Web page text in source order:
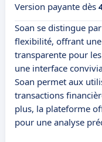
Version payante dès
Soan se distingue
flexibilité, offrant
transparente pour
une interface
Soan permet aux
transactions
plus, la plateforme
pour une analyse